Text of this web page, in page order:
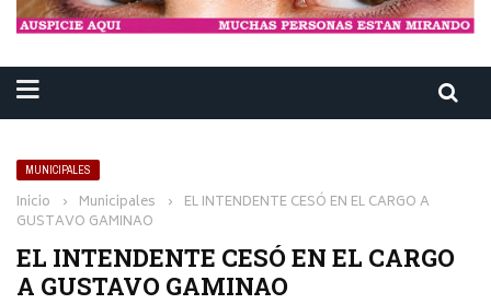
MUNICIPALES
Inicio › Municipales › EL INTENDENTE CESÓ EN EL CARGO A
GUSTAVO GAMINAO
EL INTENDENTE CESÓ EN EL CARGO
A GUSTAVO GAMINAO